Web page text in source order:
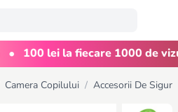
100 lei la fiecare 1000 de
Camera Copilului / Accesorii De